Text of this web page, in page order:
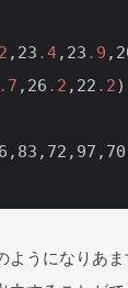
,23 .4,23 .9
.7 ,26 .2 ,22 .2)
のようになり